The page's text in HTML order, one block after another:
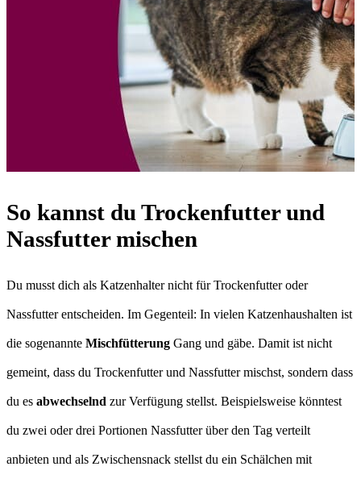
So kannst du Trockenfutter und
Nassfutter mischen
Du musst dich als Katzenhalter nicht für Trockenfutter oder
Nassfutter entscheiden. Im Gegenteil: In vielen Katzenhaushalten ist
die sogenannte Mischfütterung Gang und gäbe. Damit ist nicht
gemeint, dass du Trockenfutter und Nassfutter mischst, sondern dass
du es abwechselnd zur Verfügung stellst. Beispielsweise könntest
du zwei oder drei Portionen Nassfutter über den Tag verteilt
anbieten und als Zwischensnack stellst du ein Schälchen mit